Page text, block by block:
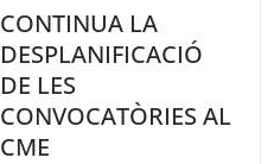
CONTINUA LA
DESPLANIFICACIÓ
DE LES
CONVOCATÒRIES AL
CME